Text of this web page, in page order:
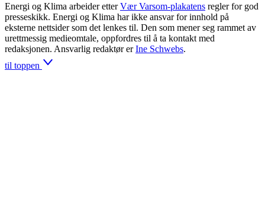
Energi og Klima arbeider etter Vær Varsom-plakatens regler for god
presseskikk. Energi og Klima har ikke ansvar for innhold på
eksterne nettsider som det lenkes til. Den som mener seg rammet av
urettmessig medieomtale, oppfordres til å ta kontakt med
redaksjonen. Ansvarlig redaktør er Ine Schwebs.
til toppen